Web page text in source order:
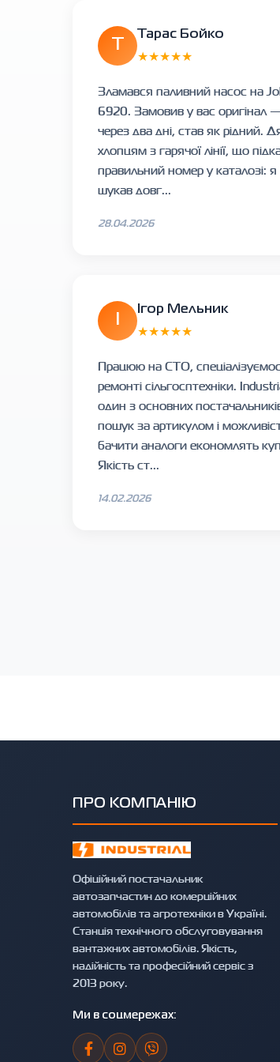
Тарас Бойко
★★★★★
Зламався паливний насос на
6920. Замовив у вас оригінал
через два дні, став як рідний.
хлопцям з гарячої лінії, що
правильний номер у каталозі:
шукав довг...
28.04.2026
Ігор Мельник
★★★★★
Працюю на СТО,
ремонті сільгосптехніки.
один з основних
пошук за артикулом і
бачити аналоги економлять
Якість ст...
14.02.2026
ПРО КОМПАНІЮ
Офіційний постачальник
автозапчастин до комерційних
автомобілів та агротехніки в Україні.
Станція технічного обслуговування
вантажних автомобілів. Якість,
надійність та професійний сервіс з
2013 року.
Ми в соцмережах: